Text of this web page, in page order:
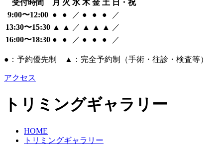
受付時間
月 火 水 木 金 土 日・祝
9:00〜12:00 ● ● ／ ● ● ●
／
13:30〜15:30 ▲ ▲ ／ ▲ ▲ ▲
／
16:00〜18:30 ● ● ／ ● ● ● ／
●：予約優先制 ▲：完全予約制（手術・往診・検査等）
アクセス
トリミングギャラリー
HOME
トリミングギャラリー